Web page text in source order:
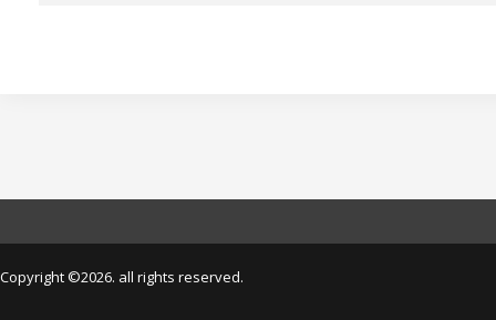
Copyright ©2026. all rights reserved.